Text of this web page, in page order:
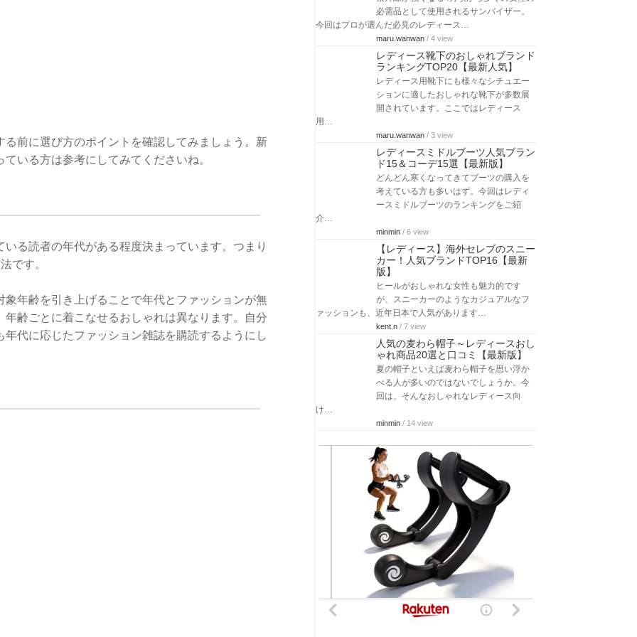
前に選び方のポイントを確認してみましょう。新
いる方は参考にしてみてくださいね。
る読者の年代がある程度決まっています。つまり
です。
年齢を引き上げることで年代とファッションが無
齢ごとに着こなせるおしゃれは異なります。自分
代に応じたファッション雑誌を購読するようにし
必需品として使用されるサンバイザー。
今回はプロが選んだ必見のレディース…
maru.wanwan / 4 view
レディース靴下のおしゃれブランド
ランキングTOP20【最新人気】
レディース用靴下にも様々なシチュエー
ションに適したおしゃれな靴下が多数展
開されています。ここではレディース
用…
maru.wanwan / 3 view
レディースミドルブーツ人気ブラン
ド15＆コーデ15選【最新版】
どんどん寒くなってきてブーツの購入を
考えている方も多いはず。今回はレディ
ースミドルブーツのランキングをご紹
介…
minmin / 6 view
【レディース】海外セレブのスニー
カー！人気ブランドTOP16【最新
版】
ヒールがおしゃれな女性も魅力的です
が、スニーカーのようなカジュアルなフ
ァッションも、近年日本で人気があります…
kent.n / 7 view
人気の麦わら帽子～レディースおし
ゃれ商品20選と口コミ【最新版】
夏の帽子といえば麦わら帽子を思い浮か
べる人が多いのではないでしょうか。今
回は、そんなおしゃれなレディース向
け…
minmin / 14 view